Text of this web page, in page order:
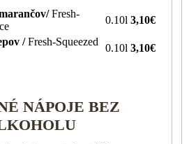
Fresh-
0.10l 3,10€
/Fresh-Squeezed
0.10l 3,10€
NÁPOJE BEZ